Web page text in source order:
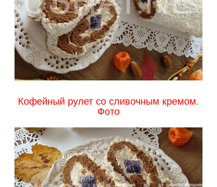
Кофейный рулет со сливочным кремом.
Фото